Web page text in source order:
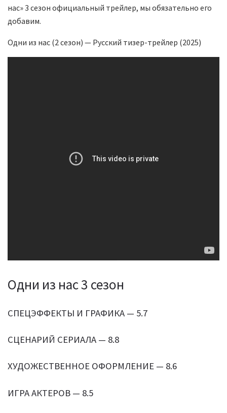
нас» 3 сезон официальный трейлер, мы обязательно его
добавим.
Одни из нас (2 сезон) — Русский тизер-трейлер (2025)
Одни из нас 3 сезон
СПЕЦЭФФЕКТЫ И ГРАФИКА — 5.7
СЦЕНАРИЙ СЕРИАЛА — 8.8
ХУДОЖЕСТВЕННОЕ ОФОРМЛЕНИЕ — 8.6
ИГРА АКТЕРОВ — 8.5